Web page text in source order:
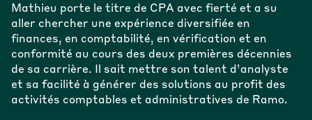
Mathieu porte le titre de CPA avec fierté et a su
aller chercher une expérience diversifiée en
finances, en comptabilité, en vérification et en
conformité au cours des deux premières décennies
de sa carrière. Il sait mettre son talent d’analyste
et sa facilité à générer des solutions au profit des
activités comptables et administratives de Ramo.